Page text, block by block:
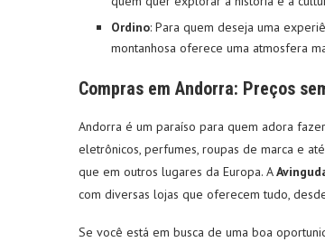
Ordino: Para quem deseja uma
montanhosa oferece uma atmosfera
Compras em Andorra: Preços
Andorra é um paraíso para quem adora
eletrônicos, perfumes, roupas de marca e
que em outros lugares da Europa. A
com diversas lojas que oferecem tudo,
Se você está em busca de uma boa